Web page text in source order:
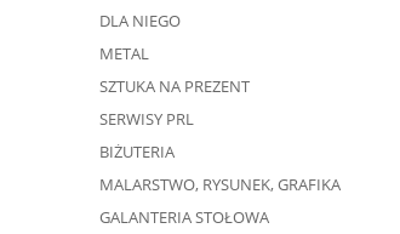
DLA NIEGO
METAL
SZTUKA NA PREZENT
SERWISY PRL
BIŻUTERIA
MALARSTWO, RYSUNEK, GRAFIKA
GALANTERIA STOŁOWA